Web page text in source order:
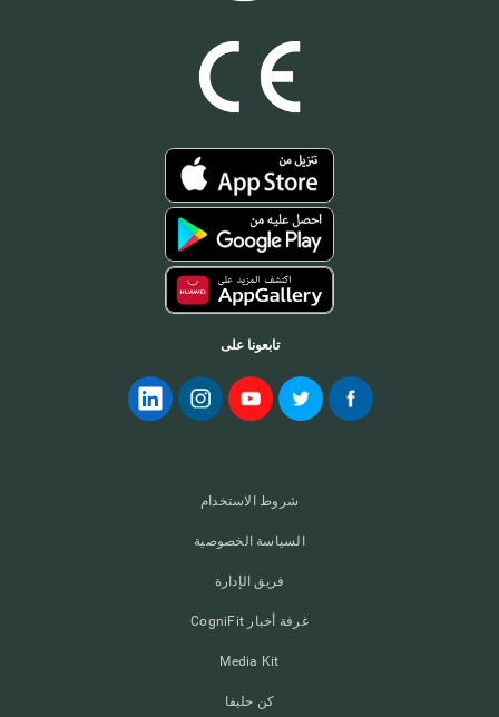
تابعونا على
شروط الاستخدام
السياسة الخصوصية
فريق الإدارة
غرفة أخبار CogniFit
Media Kit
كن حليفا